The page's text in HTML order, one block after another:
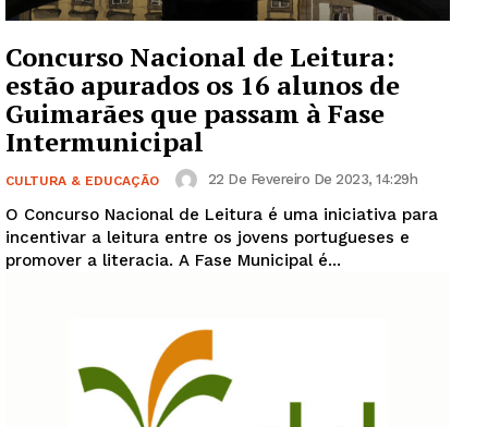
Concurso Nacional de Leitura:
estão apurados os 16 alunos de
Guimarães que passam à Fase
Intermunicipal
CULTURA & EDUCAÇÃO 22 De Fevereiro De 2023, 14:29h
O Concurso Nacional de Leitura é uma iniciativa para
incentivar a leitura entre os jovens portugueses e
promover a literacia. A Fase Municipal é...